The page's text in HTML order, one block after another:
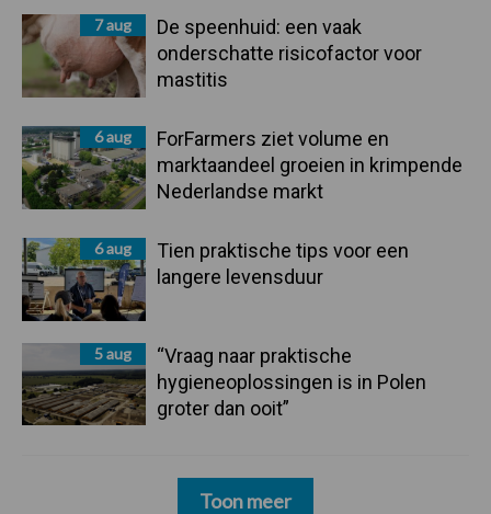
7 aug
De speenhuid: een vaak
onderschatte risicofactor voor
mastitis
6 aug
ForFarmers ziet volume en
marktaandeel groeien in krimpende
Nederlandse markt
6 aug
Tien praktische tips voor een
langere levensduur
5 aug
“Vraag naar praktische
hygieneoplossingen is in Polen
groter dan ooit”
Toon meer